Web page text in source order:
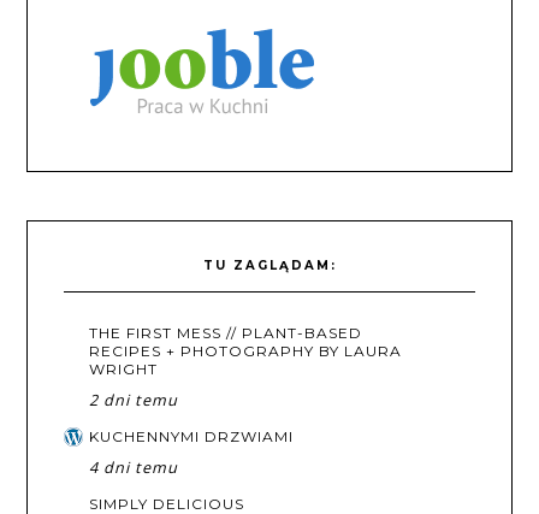
TU ZAGLĄDAM:
THE FIRST MESS // PLANT-BASED
RECIPES + PHOTOGRAPHY BY LAURA
WRIGHT
2 dni temu
KUCHENNYMI DRZWIAMI
4 dni temu
SIMPLY DELICIOUS